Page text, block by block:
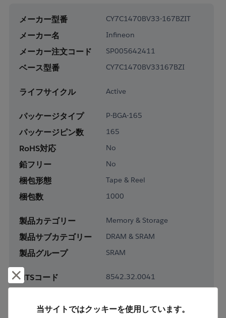
メーカー型番 CY7C1470BV33-167BZIT
メーカー名 Infineon
メーカー注文コード SP005642411
ベース型番 CY7C1470BV33167BZI
ライフサイクル Active
パッケージタイプ P-BGA-165
パッケージピン数 165
RoHS対応 No
鉛フリー No
梱包形態 Tape & Reel
梱包数 1000
製品カテゴリー Memory & Storage
製品サブカテゴリー DRAM & SRAM
製品グループ SRAM
HTSコード 8542.32.0041
却下して閉じる
当サイトではクッキーを使用しています。